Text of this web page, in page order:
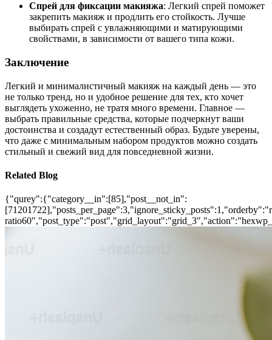
Спрей для фиксации макияжа: Легкий спрей поможет
закрепить макияж и продлить его стойкость. Лучше
выбирать спрей с увлажняющими и матирующими
свойствами, в зависимости от вашего типа кожи.
Заключение
Легкий и минималистичный макияж на каждый день — это
не только тренд, но и удобное решение для тех, кто хочет
выглядеть ухоженно, не тратя много времени. Главное —
выбрать правильные средства, которые подчеркнут ваши
достоинства и создадут естественный образ. Будьте уверены,
что даже с минимальным набором продуктов можно создать
стильный и свежий вид для повседневной жизни.
Related Blog
{"qurey":{"category__in":[85],"post__not_in":